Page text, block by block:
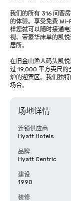
我们的所有 316 间客
的体验。享受免费
样您就可以随时接通
视、带豪华床单的凯
居所。
在旧金山渔人码头凯
过 19,000 平方英尺的
炉的迎宾区。我们独
场合。
场地详情
连锁供应商
Hyatt Hotels
品牌
Hyatt Centric
建设
1990
装修